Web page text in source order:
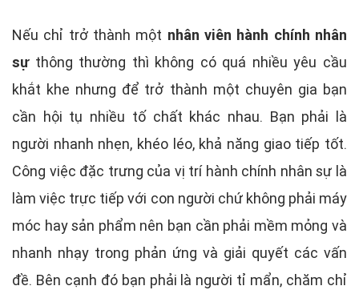
Nếu chỉ trở thành một nhân viên hành chính nhân
sựthông thường thì không có quá nhiều yêu cầu
khắt khe nhưng để trở thành một chuyên gia bạn
cần hội tụ nhiều tố chất khác nhau. Bạn phải là
người nhanh nhẹn, khéo léo, khả năng giao tiếp tốt.
Công việc đặc trưng của vị trí hành chính nhân sự là
làm việc trực tiếp với con người chứ không phải máy
móc hay sản phẩm nên bạn cần phải mềm mỏng và
nhanh nhạy trong phản ứng và giải quyết các vấn
đề. Bên cạnh đó bạn phải là người tỉ mẩn, chăm chỉ